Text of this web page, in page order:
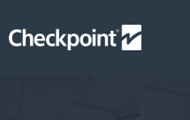
al